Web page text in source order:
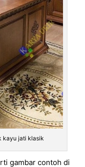
kayu jati klasik
gambar contoh di